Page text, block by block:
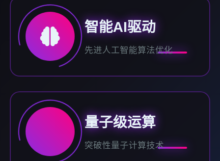
智能AI驱动
先进人工智能算法优化
量子级运算
突破性量子计算技术